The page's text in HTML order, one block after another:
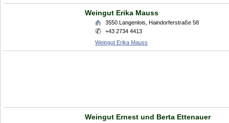
Weingut Erika Mauss
3550 Langenlois Haindorferstraße 58
+43 2734 4413
Weingut Erika Mauss
Weingut Ernest und Berta Ettenauer